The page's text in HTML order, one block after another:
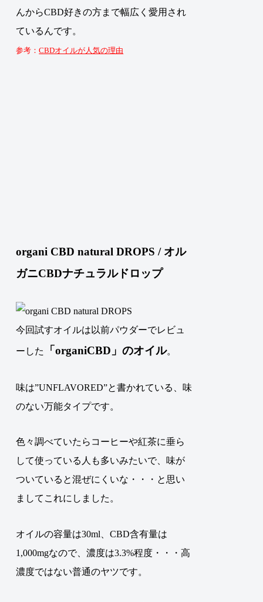
んからCBD好きの方まで幅広く愛用され
ているんです。
参考：CBDオイルが人気の理由
organi CBD natural DROPS / オル
ガニCBDナチュラルドロップ
今回試すオイルは以前パウダーでレビュ
ーした 「organiCBD 」のオイル。
味は”UNFLAVORED”と書かれている、味
のない万能タイプです。
色々調べていたらコーヒーや紅茶に垂ら
して使っている人も多いみたいで、味が
ついていると混ぜにくいな・・・と思い
ましてこれにしました。
オイルの容量は30ml、CBD含有量は
1,000mgなので、濃度は3.3%程度・・・高
濃度ではない普通のヤツです。